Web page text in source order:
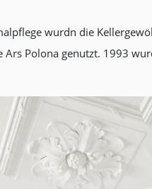
wurdn die
Polona genutzt. 1993